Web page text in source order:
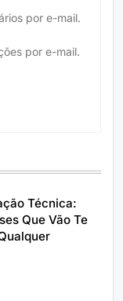
por e-mail.
por e-mail.
Técnica:
Que Vão Te